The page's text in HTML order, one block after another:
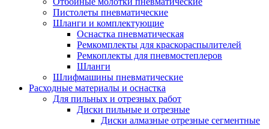
Пистолеты пневматические
Шланги и комплектующие
Оснастка пневматическая
Ремкомплекты для краскораспылителей
Ремкоплекты для пневмостеплеров
Шланги
Шлифмашины пневматические
Расходные материалы и оснастка
Для пильных и отрезных работ
Диски пильные и отрезные
Диски алмазные отрезные сегментные